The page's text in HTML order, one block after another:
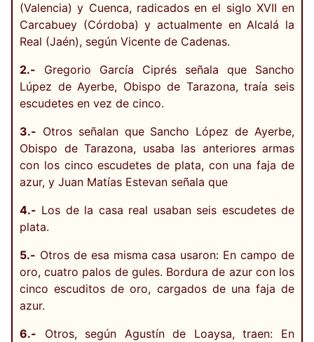
(Valencia) y Cuenca, radicados en el siglo XVII en
Carcabuey (Córdoba) y actualmente en Alcalá la
Real (Jaén), según Vicente de Cadenas.
2.- Gregorio García Ciprés señala que Sancho
Lúpez de Ayerbe, Obispo de Tarazona, traía seis
escudetes en vez de cinco.
3.- Otros señalan que Sancho López de Ayerbe,
Obispo de Tarazona, usaba las anteriores armas
con los cinco escudetes de plata, con una faja de
azur, y Juan Matías Estevan señala que
4.- Los de la casa real usaban seis escudetes de
plata.
5.- Otros de esa misma casa usaron: En campo de
oro, cuatro palos de gules. Bordura de azur con los
cinco escuditos de oro, cargados de una faja de
azur.
6.- Otros, según Agustín de Loaysa, traen: En